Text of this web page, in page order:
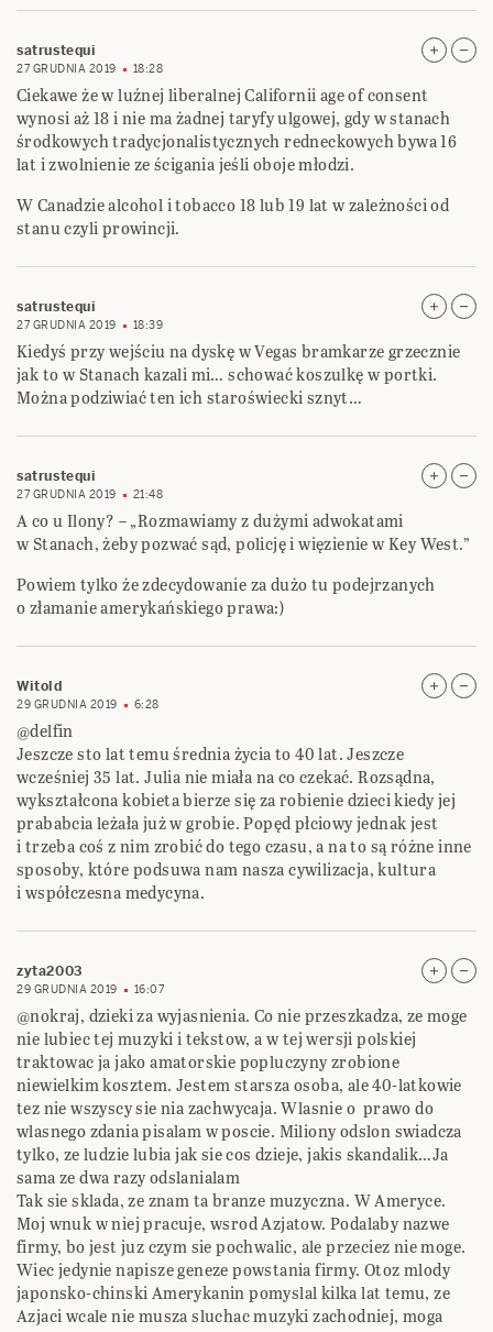
satrustequi
27 GRUDNIA 2019 18:28
Ciekawe że w luźnej liberalnej Californii age of consent
wynosi aż 18 i nie ma żadnej taryfy ulgowej, gdy w stanach
środkowych tradycjonalistycznych redneckowych bywa 16
lat i zwolnienie ze ścigania jeśli oboje młodzi.
W Canadzie alcohol i tobacco 18 lub 19 lat w zależności od
stanu czyli prowincji.
satrustequi
27 GRUDNIA 2019 18:39
Kiedyś przy wejściu na dyskę w Vegas bramkarze grzecznie
jak to w Stanach kazali mi… schować koszulkę w portki.
Można podziwiać ten ich staroświecki sznyt…
satrustequi
27 GRUDNIA 2019 21:48
A co u Ilony? – „Rozmawiamy z dużymi adwokatami
w Stanach, żeby pozwać sąd, policję i więzienie w Key West.”
Powiem tylko że zdecydowanie za dużo tu podejrzanych
o złamanie amerykańskiego prawa:)
Witold
29 GRUDNIA 2019 6:28
@delfin
Jeszcze sto lat temu średnia życia to 40 lat. Jeszcze
wcześniej 35 lat. Julia nie miała na co czekać. Rozsądna,
wykształcona kobieta bierze się za robienie dzieci kiedy jej
prababcia leżała już w grobie. Popęd płciowy jednak jest
i trzeba coś z nim zrobić do tego czasu, a na to są różne inne
sposoby, które podsuwa nam nasza cywilizacja, kultura
i współczesna medycyna.
zyta2003
29 GRUDNIA 2019 16:07
@nokraj, dzieki za wyjasnienia. Co nie przeszkadza, ze moge
nie lubiec tej muzyki i tekstow, a w tej wersji polskiej
traktowac ja jako amatorskie popluczyny zrobione
niewielkim kosztem. Jestem starsza osoba, ale 40-latkowie
tez nie wszyscy sie nia zachwycaja. Wlasnie o prawo do
wlasnego zdania pisalam w poscie. Miliony odslon swiadcza
tylko, ze ludzie lubia jak sie cos dzieje, jakis skandalik…Ja
sama ze dwa razy odslanialam
Tak sie sklada, ze znam ta branze muzyczna. W Ameryce.
Moj wnuk w niej pracuje, wsrod Azjatow. Podalaby nazwe
firmy, bo jest juz czym sie pochwalic, ale przeciez nie moge.
Wiec jedynie napisze geneze powstania firmy. Otoz mlody
japonsko-chinski Amerykanin pomyslal kilka lat temu, ze
Azjaci wcale nie musza sluchac muzyki zachodniej, moga